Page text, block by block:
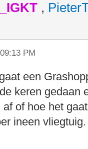
,
PM
een
keren gedaan
af of hoe het
ineen